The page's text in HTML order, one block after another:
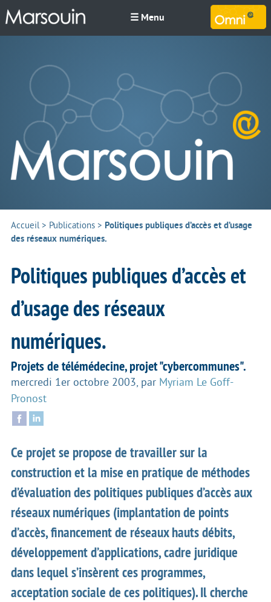
☰ Menu
Accueil> Publications > Politiques publiques d’accès et d’usage
des réseaux numériques.
Politiques publiques d’accès et
d’usage des réseaux
numériques.
Projets de télémédecine, projet "cybercommunes".
mercredi 1er octobre 2003, par Myriam Le Goff-
Pronost
Ce projet se propose de travailler sur la
construction et la mise en pratique de méthodes
d’évaluation des politiques publiques d’accès aux
réseaux numériques (implantation de points
d’accès, financement de réseaux hauts débits,
développement d’applications, cadre juridique
dans lequel s’insèrent ces programmes,
acceptation sociale de ces politiques). Il cherche